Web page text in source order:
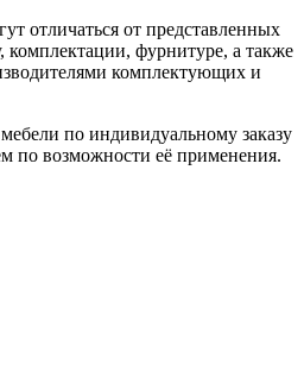
отличаться от представленных
комплектации, фурнитуре, а также
комплектующих и
по индивидуальному заказу
по возможности её применения.